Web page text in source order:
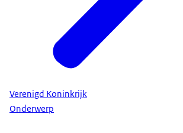
Verenigd Koninkrijk
Onderwerp